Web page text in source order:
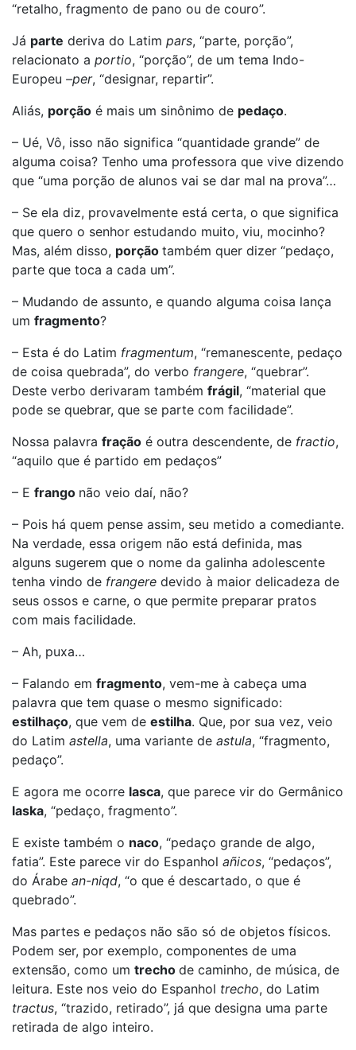
“retalho, fragmento de pano ou de couro”.
Já parte deriva do Latim pars, “parte, porção”,
relacionato a portio, “porção”, de um tema Indo-
Europeu –per, “designar, repartir”.
Aliás, porção é mais um sinônimo de pedaço.
– Ué, Vô, isso não significa “quantidade grande” de
alguma coisa? Tenho uma professora que vive dizendo
que “uma porção de alunos vai se dar mal na prova”…
– Se ela diz, provavelmente está certa, o que significa
que quero o senhor estudando muito, viu, mocinho?
Mas, além disso, porção também quer dizer “pedaço,
parte que toca a cada um”.
– Mudando de assunto, e quando alguma coisa lança
um fragmento?
– Esta é do Latim fragmentum, “remanescente, pedaço
de coisa quebrada”, do verbo frangere, “quebrar”.
Deste verbo derivaram também frágil, “material que
pode se quebrar, que se parte com facilidade”.
Nossa palavra fração é outra descendente, de fractio,
“aquilo que é partido em pedaços”
– E frango não veio daí, não?
– Pois há quem pense assim, seu metido a comediante.
Na verdade, essa origem não está definida, mas
alguns sugerem que o nome da galinha adolescente
tenha vindo de frangere devido à maior delicadeza de
seus ossos e carne, o que permite preparar pratos
com mais facilidade.
– Ah, puxa…
– Falando em fragmento, vem-me à cabeça uma
palavra que tem quase o mesmo significado:
estilhaço, que vem de estilha. Que, por sua vez, veio
do Latim astella, uma variante de astula, “fragmento,
pedaço”.
E agora me ocorre lasca, que parece vir do Germânico
laska, “pedaço, fragmento”.
E existe também o naco, “pedaço grande de algo,
fatia”. Este parece vir do Espanhol añicos, “pedaços”,
do Árabe an-niqd, “o que é descartado, o que é
quebrado”.
Mas partes e pedaços não são só de objetos físicos.
Podem ser, por exemplo, componentes de uma
extensão, como um trecho de caminho, de música, de
leitura. Este nos veio do Espanhol trecho, do Latim
tractus, “trazido, retirado”, já que designa uma parte
retirada de algo inteiro.